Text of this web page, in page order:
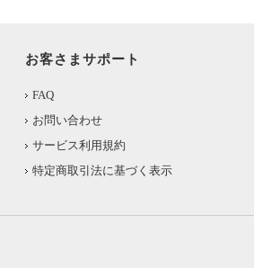
お客さまサポート
FAQ
お問い合わせ
サービス利用規約
特定商取引法に基づく表示